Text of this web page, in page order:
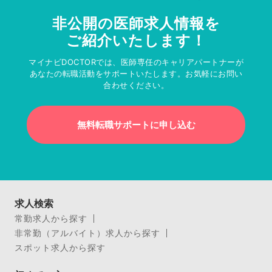
非公開の医師求人情報を
ご紹介いたします！
マイナビDOCTORでは、医師専任のキャリアパートナーが
あなたの転職活動をサポートいたします。お気軽にお問い
合わせください。
無料転職サポートに申し込む
求人検索
常勤求人から探す
非常勤（アルバイト）求人から探す
スポット求人から探す